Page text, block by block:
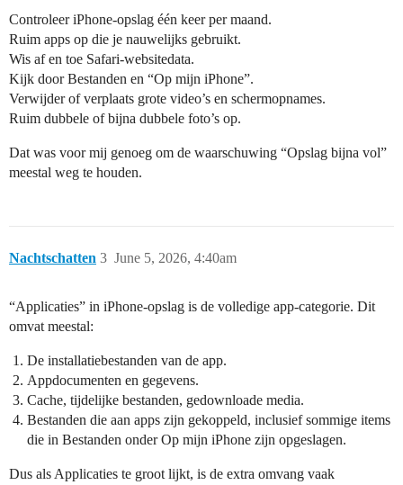
Controleer iPhone-opslag één keer per maand.
Ruim apps op die je nauwelijks gebruikt.
Wis af en toe Safari-websitedata.
Kijk door Bestanden en “Op mijn iPhone”.
Verwijder of verplaats grote video’s en schermopnames.
Ruim dubbele of bijna dubbele foto’s op.
Dat was voor mij genoeg om de waarschuwing “Opslag bijna vol”
meestal weg te houden.
Nachtschatten June 5, 2026, 4:40am
3
“Applicaties” in iPhone-opslag is de volledige app-categorie. Dit
omvat meestal:
De installatiebestanden van de app.
Appdocumenten en gegevens.
Cache, tijdelijke bestanden, gedownloade media.
Bestanden die aan apps zijn gekoppeld, inclusief sommige items
die in Bestanden onder Op mijn iPhone zijn opgeslagen.
Dus als Applicaties te groot lijkt, is de extra omvang vaak